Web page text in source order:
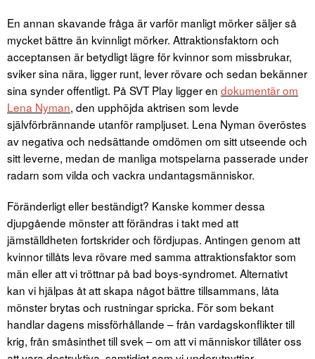
En annan skavande fråga är varför manligt mörker säljer så
mycket bättre än kvinnligt mörker. Attraktionsfaktorn och
acceptansen är betydligt lägre för kvinnor som missbrukar,
sviker sina nära, ligger runt, lever rövare och sedan bekänner
sina synder offentligt. På SVT Play ligger en dokumentär om
Lena Nyman, den upphöjda aktrisen som levde
självförbrännande utanför rampljuset. Lena Nyman överöstes
av negativa och nedsättande omdömen om sitt utseende och
sitt leverne, medan de manliga motspelarna passerade under
radarn som vilda och vackra undantagsmänniskor.
Föränderligt eller beständigt? Kanske kommer dessa
djupgående mönster att förändras i takt med att
jämställdheten fortskrider och fördjupas. Antingen genom att
kvinnor tillåts leva rövare med samma attraktionsfaktor som
män eller att vi tröttnar på bad boys-syndromet. Alternativt
kan vi hjälpas åt att skapa något bättre tillsammans, låta
mönster brytas och rustningar spricka. För som bekant
handlar dagens missförhållande – från vardagskonflikter till
krig, från småsinthet till svek – om att vi människor tillåter oss